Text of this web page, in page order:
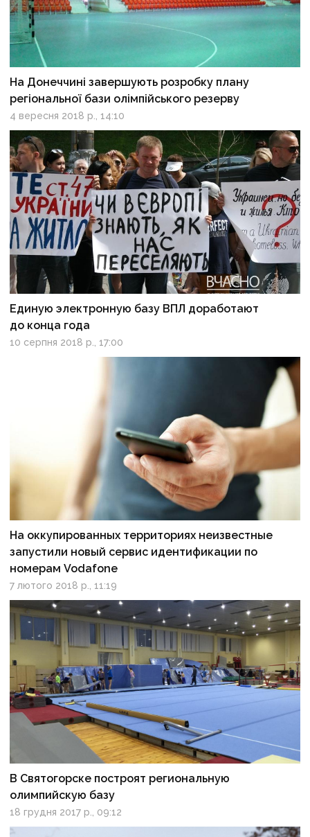
На Донеччині завершують розробку плану
регіональної бази олімпійського резерву
4 вересня 2018 р., 14:10
Единую электронную базу ВПЛ доработают
до конца года
10 серпня 2018 р., 17:00
На оккупированных территориях неизвестные
запустили новый сервис идентификации по
номерам Vodafone
7 лютого 2018 р., 11:19
В Святогорске построят региональную
олимпийскую базу
18 грудня 2017 р., 09:12